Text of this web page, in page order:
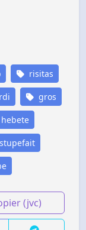
risitas
gros
hebete
stupefait
(jvc)